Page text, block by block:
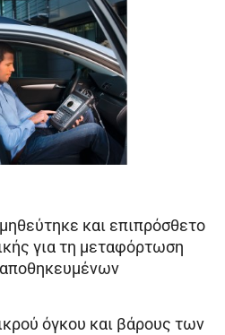
και επιπρόσθετο
για τη μεταφόρτωση
όγκου και βάρους των